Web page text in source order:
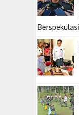
Berspekulasi